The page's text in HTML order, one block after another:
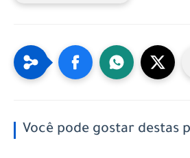
Você pode gostar destas